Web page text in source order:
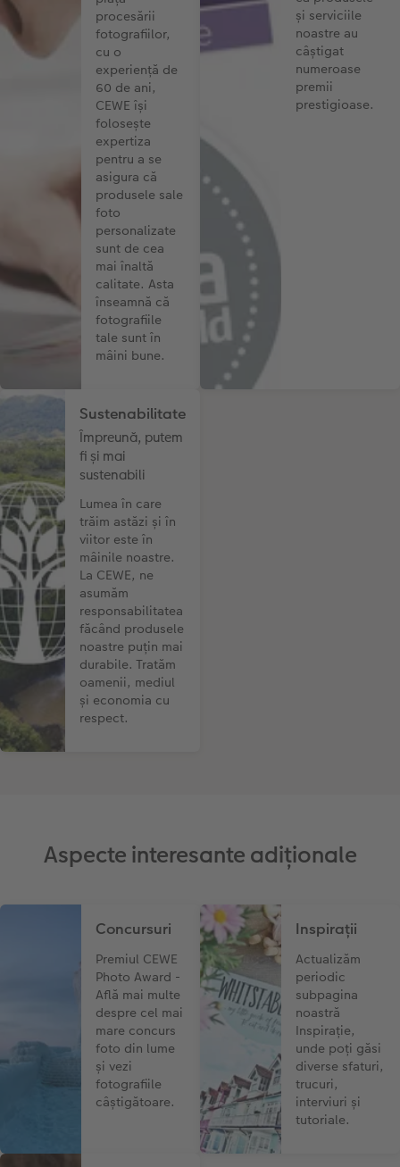
procesării
fotografiilor,
cu o
experiență de
60 de ani,
CEWE își
folosește
expertiza
pentru a se
asigura că
produsele sale
foto
personalizate
sunt de cea
mai înaltă
calitate. Asta
înseamnă că
fotografiile
tale sunt în
mâini bune.
și serviciile
noastre au
câștigat
numeroase
premii
prestigioase.
Sustenabilitate
Împreună, putem
fi și mai
sustenabili
Lumea în care
trăim astăzi și în
viitor este în
mâinile noastre.
La CEWE, ne
asumăm
responsabilitatea
făcând produsele
noastre puțin mai
durabile. Tratăm
oamenii, mediul
și economia cu
respect.
Aspecte interesante adiționale
Concursuri
Premiul CEWE
Photo Award -
Află mai multe
despre cel mai
mare concurs
foto din lume
și vezi
fotografiile
câștigătoare.
Inspirații
Actualizăm
periodic
subpagina
noastră
Inspirație,
unde poți găsi
diverse sfaturi,
trucuri,
interviuri și
tutoriale.